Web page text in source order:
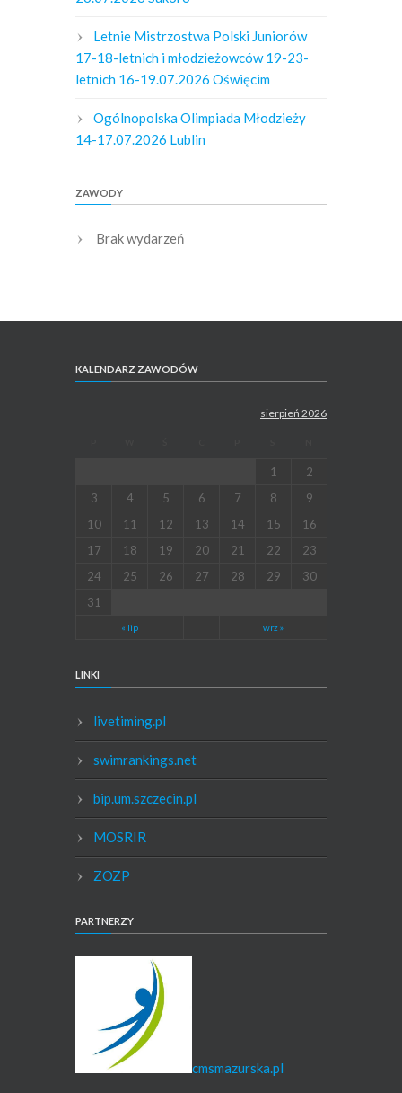
Letnie Mistrzostwa Polski Juniorów
17-18-letnich i młodzieżowców 19-23-
letnich 16-19.07.2026 Oświęcim
Ogólnopolska Olimpiada Młodzieży
14-17.07.2026 Lublin
ZAWODY
Brak wydarzeń
KALENDARZ ZAWODÓW
sierpień 2026
1
2
3
4 5 6 7 8
9
10
11 12 13 14 15
16
17
18 19 20 21 22
23
24
25 26 27 28 29
30
31
« lip wrz »
LINKI
livetiming.pl
swimrankings.net
bip.um.szczecin.pl
MOSRIR
ZOZP
PARTNERZY
cmsmazurska.pl